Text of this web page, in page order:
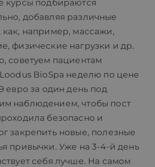
курсы подбираются
добавляя различные
например, массажи,
физические нагрузки и др.
советуем пациентам
BioSpa неделю по цене
евро за один день под
наблюдением, чтобы пост
безопасно и
закрепить новые, полезные
привычки. Уже на 3-4-й день
себя лучше. На самом